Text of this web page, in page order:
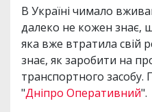
В Україні чимало
далеко не кожен знає,
яка вже втратила
знає, як заробити на
транспортного засобу.
"Дніпро Оперативний".